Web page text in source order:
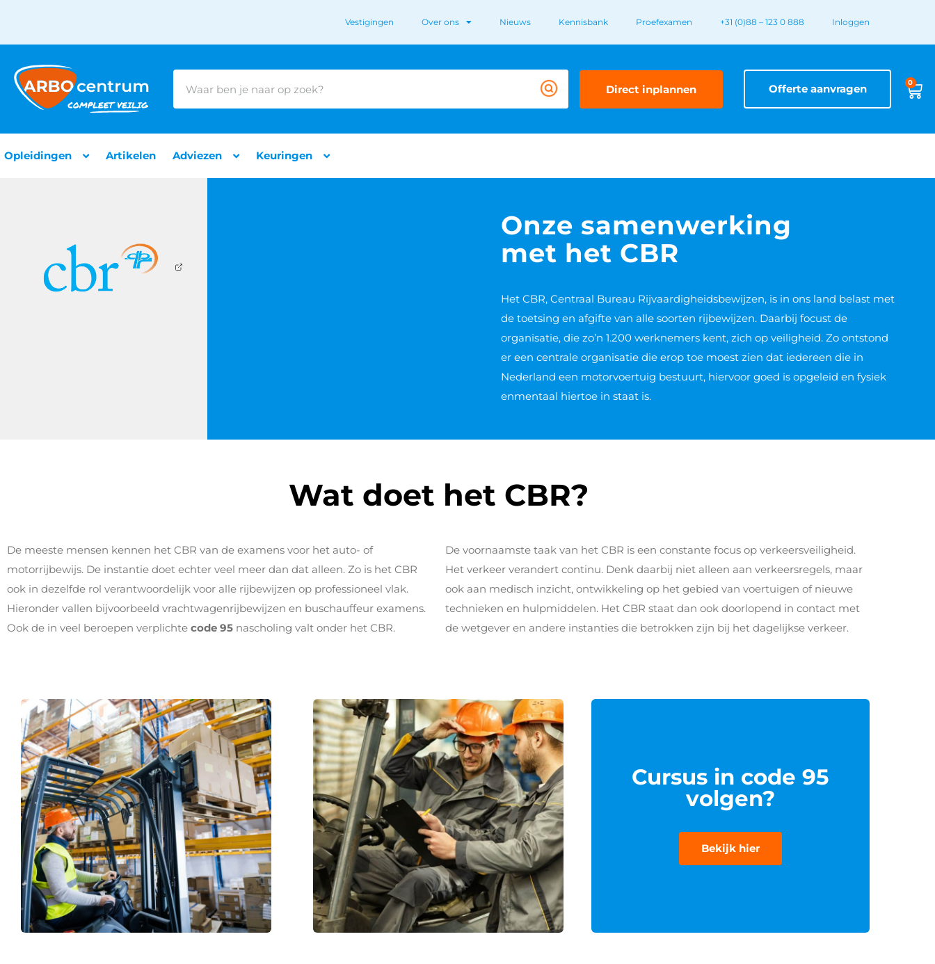
Vestigingen Over ons Nieuws Kennisbank Proefexamen +31 (0)88 – 123 0 888 Inloggen
Direct inplannen Offerte aanvragen 0
Opleidingen Artikelen Adviezen Keuringen
Onze samenwerking
met het CBR
Het CBR, Centraal Bureau Rijvaardigheidsbewijzen, is in ons land belast met
de toetsing en afgifte van alle soorten rijbewijzen. Daarbij focust de
organisatie, die zo’n 1.200 werknemers kent, zich op veiligheid. Zo ontstond
er een centrale organisatie die erop toe moest zien dat iedereen die in
Nederland een motorvoertuig bestuurt, hiervoor goed is opgeleid en fysiek
enmentaal hiertoe in staat is.
Wat doet het CBR?
De meeste mensen kennen het CBR van de examens voor het auto- of
motorrijbewijs. De instantie doet echter veel meer dan dat alleen. Zo is het CBR
ook in dezelfde rol verantwoordelijk voor alle rijbewijzen op professioneel vlak.
Hieronder vallen bijvoorbeeld vrachtwagenrijbewijzen en buschauffeur examens.
Ook de in veel beroepen verplichte code 95 nascholing valt onder het CBR.
De voornaamste taak van het CBR is een constante focus op verkeersveiligheid.
Het verkeer verandert continu. Denk daarbij niet alleen aan verkeersregels, maar
ook aan medisch inzicht, ontwikkeling op het gebied van voertuigen of nieuwe
technieken en hulpmiddelen. Het CBR staat dan ook doorlopend in contact met
de wetgever en andere instanties die betrokken zijn bij het dagelijkse verkeer.
Cursus in code 95
volgen?
Bekijk hier